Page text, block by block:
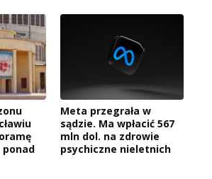
ponad
Meta przegrała w
sądzie. Ma wpłacić 567
mln dol. na zdrowie
psychiczne nieletnich